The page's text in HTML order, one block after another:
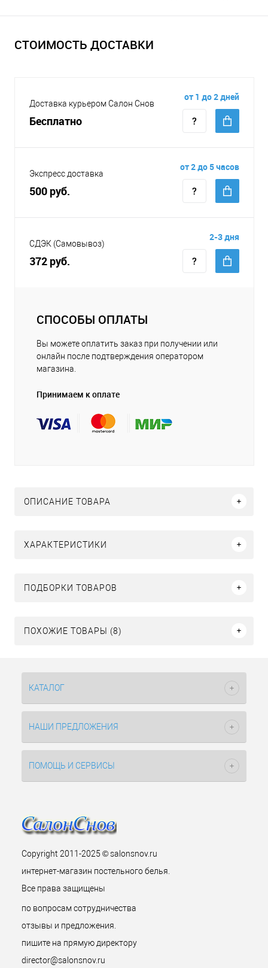
СТОИМОСТЬ ДОСТАВКИ
Доставка курьером Салон Снов
Бесплатно
от 1 до 2 дней
Экспресс доставка
500 руб.
от 2 до 5 часов
СДЭК (Самовывоз)
372 руб.
2-3 дня
СПОСОБЫ ОПЛАТЫ
Вы можете оплатить заказ при получении или
онлайн после подтверждения оператором
магазина.
Принимаем к оплате
ОПИСАНИЕ ТОВАРА
ХАРАКТЕРИСТИКИ
ПОДБОРКИ ТОВАРОВ
ПОХОЖИЕ ТОВАРЫ (8)
КАТАЛОГ
НАШИ ПРЕДЛОЖЕНИЯ
ПОМОЩЬ И СЕРВИСЫ
Copyright 2011-2025 © salonsnov.ru
интернет-магазин постельного белья.
Все права защищены
по вопросам сотрудничества
отзывы и предложения.
пишите на прямую директору
director@salonsnov.ru